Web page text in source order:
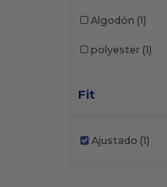
Algodón (1)
polyester (1)
Fit
Ajustado (1)